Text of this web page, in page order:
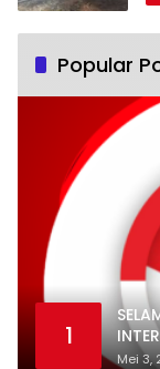
Popular
1
Mei 3,